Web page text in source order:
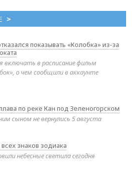
>
показывать «Колобка» из-за
включать в расписание фильм
о чем сообщили в аккаунте
по реке Кан под Зеленогорском
сыном не вернулись 5 августа
знаков зодиака
небесные светила сегодня